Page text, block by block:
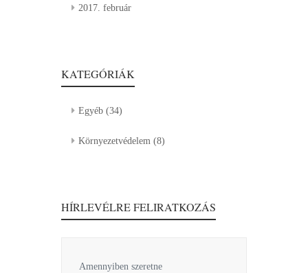
2017. február
KATEGÓRIÁK
Egyéb (34)
Környezetvédelem (8)
HÍRLEVÉLRE FELIRATKOZÁS
Amennyiben szeretne